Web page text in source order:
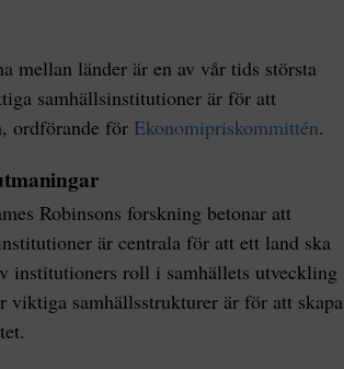
mellan länder är en av vår tids största
samhällsinstitutioner är för att
ordförande för Ekonomipriskommittén.
Robinsons forskning betonar att
är centrala för att ett land ska
institutioners roll i samhällets utveckling
samhällsstrukturer är för att skapa